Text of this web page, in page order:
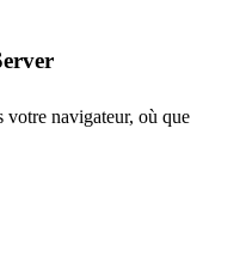
votre navigateur, où que